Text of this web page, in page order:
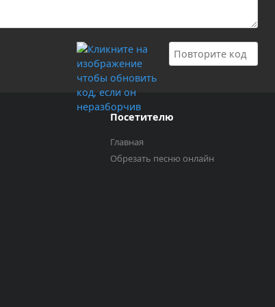
Посетителю
Главная
Обрезать песню онлайн